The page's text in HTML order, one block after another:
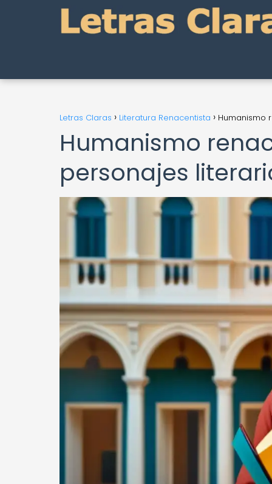
Letras Claras Literatura Renacentista Humanismo
Humanismo
personajes